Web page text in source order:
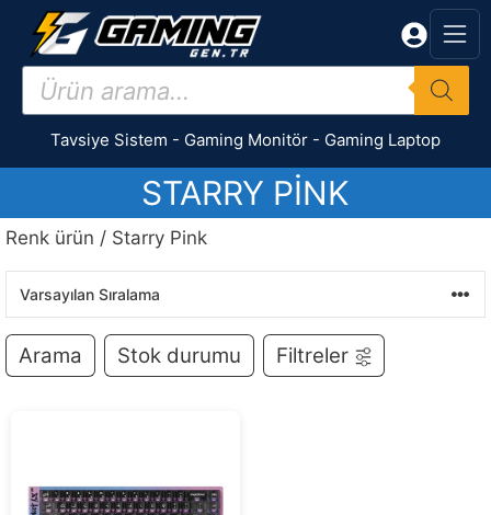
İçeriğe
Products
search
Tavsiye Sistem - Gaming Monitör - Gaming Laptop
STARRY PINK
Renk ürün / Starry Pink
Arama Stok durumu Filtreler